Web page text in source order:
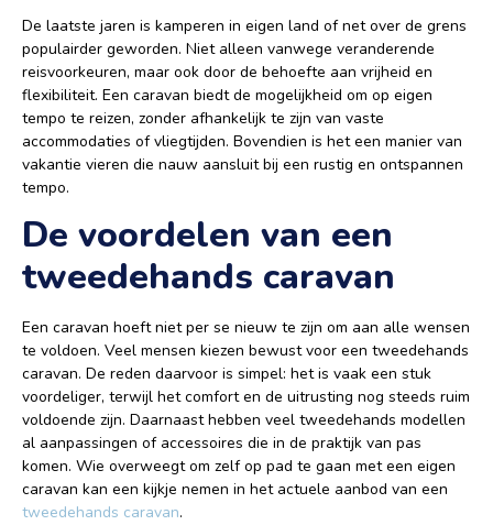
De laatste jaren is kamperen in eigen land of net over de grens
populairder geworden. Niet alleen vanwege veranderende
reisvoorkeuren, maar ook door de behoefte aan vrijheid en
flexibiliteit. Een caravan biedt de mogelijkheid om op eigen
tempo te reizen, zonder afhankelijk te zijn van vaste
accommodaties of vliegtijden. Bovendien is het een manier van
vakantie vieren die nauw aansluit bij een rustig en ontspannen
tempo.
De voordelen van een
tweedehands caravan
Een caravan hoeft niet per se nieuw te zijn om aan alle wensen
te voldoen. Veel mensen kiezen bewust voor een tweedehands
caravan. De reden daarvoor is simpel: het is vaak een stuk
voordeliger, terwijl het comfort en de uitrusting nog steeds ruim
voldoende zijn. Daarnaast hebben veel tweedehands modellen
al aanpassingen of accessoires die in de praktijk van pas
komen. Wie overweegt om zelf op pad te gaan met een eigen
caravan kan een kijkje nemen in het actuele aanbod van een
tweedehands caravan.